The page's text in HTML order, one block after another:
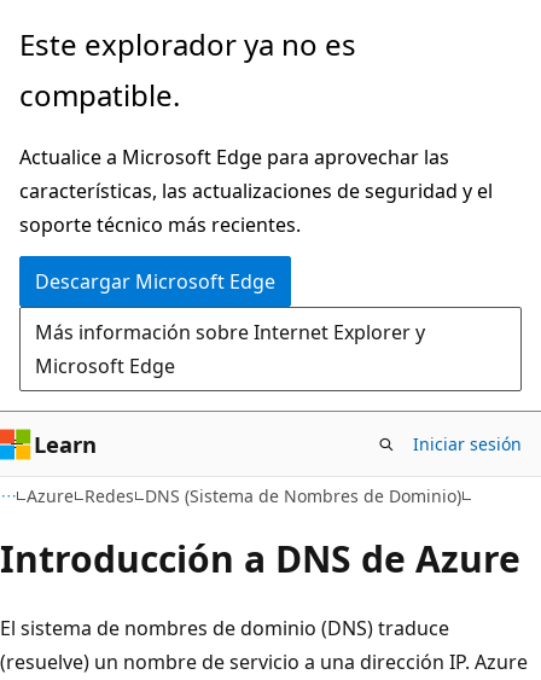
Ir
contenido
Este explorador ya no es
compatible.
Actualice a Microsoft Edge para aprovechar las
características, las actualizaciones de seguridad y el
soporte técnico más recientes.
Descargar Microsoft Edge
Más información sobre Internet Explorer y
Microsoft Edge
Learn Iniciar sesión
Azure Redes DNS (Sistema de Nombres de Dominio)
Introducción a DNS de Azure
El sistema de nombres de dominio (DNS) traduce
(resuelve) un nombre de servicio a una dirección IP. Azure